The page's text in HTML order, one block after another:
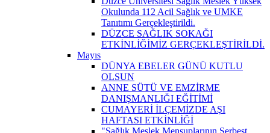
Okulunda 112 Acil Sağlık ve UMKE
Tanıtımı Gerçekleştirildi.
DÜZCE SAĞLIK SOKAĞI
ETKİNLİĞİMİZ GERÇEKLEŞTİRİLDİ.
Mayıs
DÜNYA EBELER GÜNÜ KUTLU
OLSUN
ANNE SÜTÜ VE EMZİRME
DANIŞMANLIĞI EĞİTİMİ
CUMAYERİ İLÇEMİZDE AŞI
HAFTASI ETKİNLİĞİ
"Sağlık Meslek Mensuplarının Serbest